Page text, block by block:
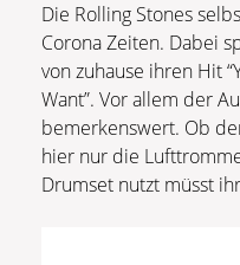
Die Rolling Stones
Corona Zeiten. Dabei
von zuhause ihren Hit
Want”. Vor allem der
bemerkenswert. Ob
hier nur die
Drumset nutzt müsst